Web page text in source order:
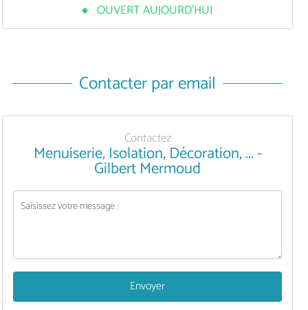
OUVERT AUJOURD'HUI
Contacter par email
Contactez
Menuiserie, Isolation, Décoration, ... -
Gilbert Mermoud
Envoyer